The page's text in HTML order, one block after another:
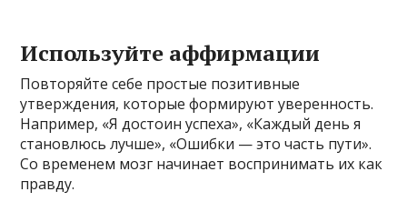
Используйте аффирмации
Повторяйте себе простые позитивные
утверждения, которые формируют уверенность.
Например, «Я достоин успеха», «Каждый день я
становлюсь лучше», «Ошибки — это часть пути».
Со временем мозг начинает воспринимать их как
правду.